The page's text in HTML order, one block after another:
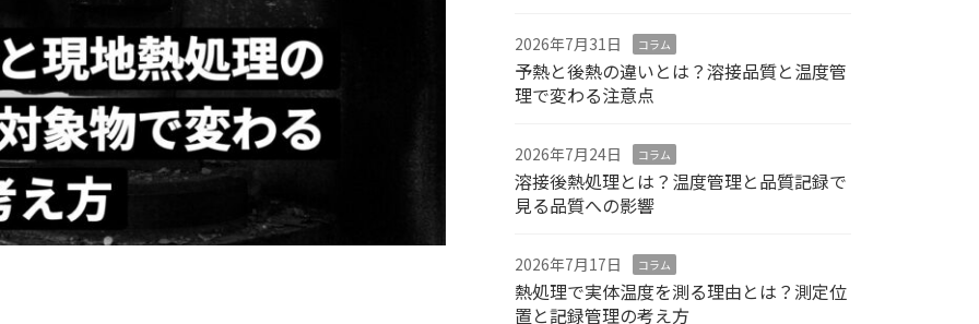
2026年7月31日 コラム
予熱と後熱の違いとは？溶接品質と温度管
理で変わる注意点
2026年7月24日 コラム
溶接後熱処理とは？温度管理と品質記録で
見る品質への影響
2026年7月17日 コラム
熱処理で実体温度を測る理由とは？測定位
置と記録管理の考え方